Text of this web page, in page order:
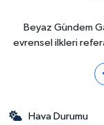
Beyaz Gündem
evrensel ilkleri
Hava Durumu